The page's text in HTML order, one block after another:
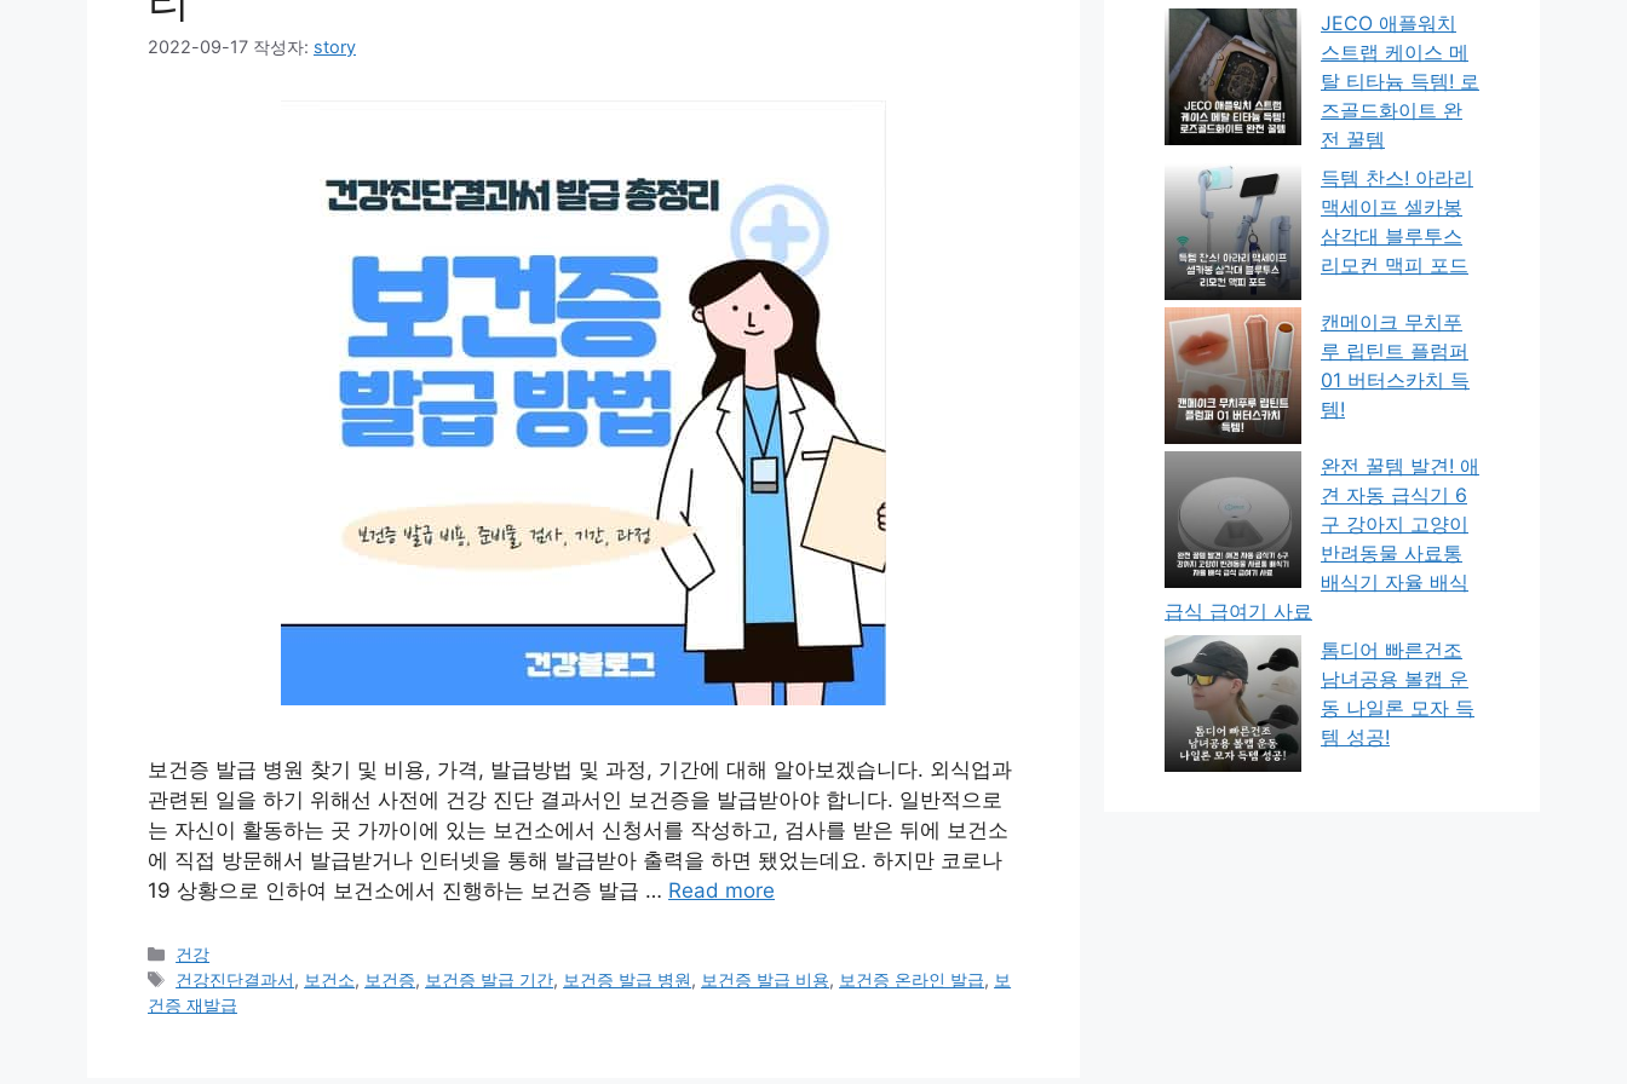
2022-09-17 작성자: story
보건증 발급 병원 찾기 및 비용, 가격, 발급방법 및 과정, 기간에 대해 알아보겠습니다. 외식업과
관련된 일을 하기 위해선 사전에 건강 진단 결과서인 보건증을 발급받아야 합니다. 일반적으로
는 자신이 활동하는 곳 가까이에 있는 보건소에서 신청서를 작성하고, 검사를 받은 뒤에 보건소
에 직접 방문해서 발급받거나 인터넷을 통해 발급받아 출력을 하면 됐었는데요. 하지만 코로나
19 상황으로 인하여 보건소에서 진행하는 보건증 발급 … Read more
카
테
고
건강
태
그
건강진단결과서, 보건소, 보건증, 보건증 발급 기간, 보건증 발급 병원, 보건증 발급 비용, 보건증 온라인 발급, 보
건증 재발급
JECO 애플워치
스트랩 케이스 메
탈 티타늄 득템! 로
즈골드화이트 완
전 꿀템
득템 찬스! 아라리
맥세이프 셀카봉
삼각대 블루투스
리모컨 맥피 포드
캔메이크 무치푸
루 립틴트 플럼퍼
01 버터스카치 득
템!
완전 꿀템 발견! 애
견 자동 급식기 6
구 강아지 고양이
반려동물 사료통
배식기 자율 배식
급식 급여기 사료
톰디어 빠른건조
남녀공용 볼캡 운
동 나일론 모자 득
템 성공!